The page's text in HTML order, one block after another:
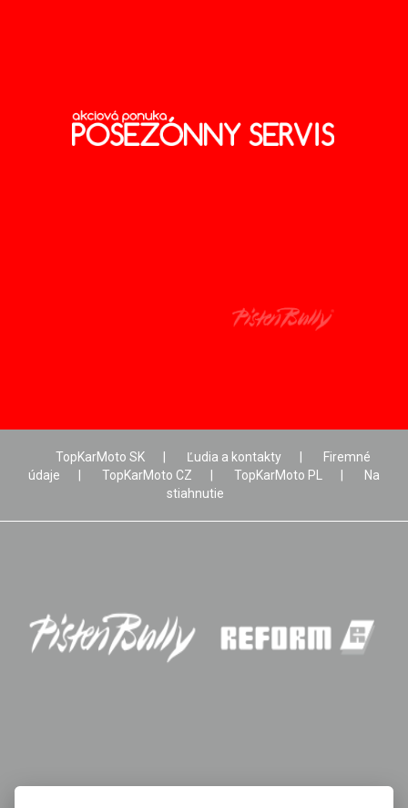
TopKarMoto SK Ľudia a kontakty
Firemné
údaje
TopKarMoto CZ TopKarMoto PL
Na
stiahnutie